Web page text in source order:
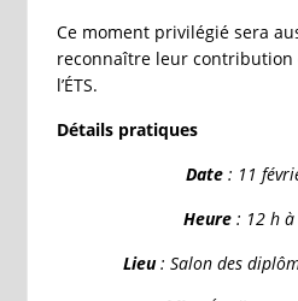
Ce moment privilégié sera
reconnaître leur contribution
l’ÉTS.
Détails pratiques
Date : 11
Heure: 12 h à
Lieu: Salon des